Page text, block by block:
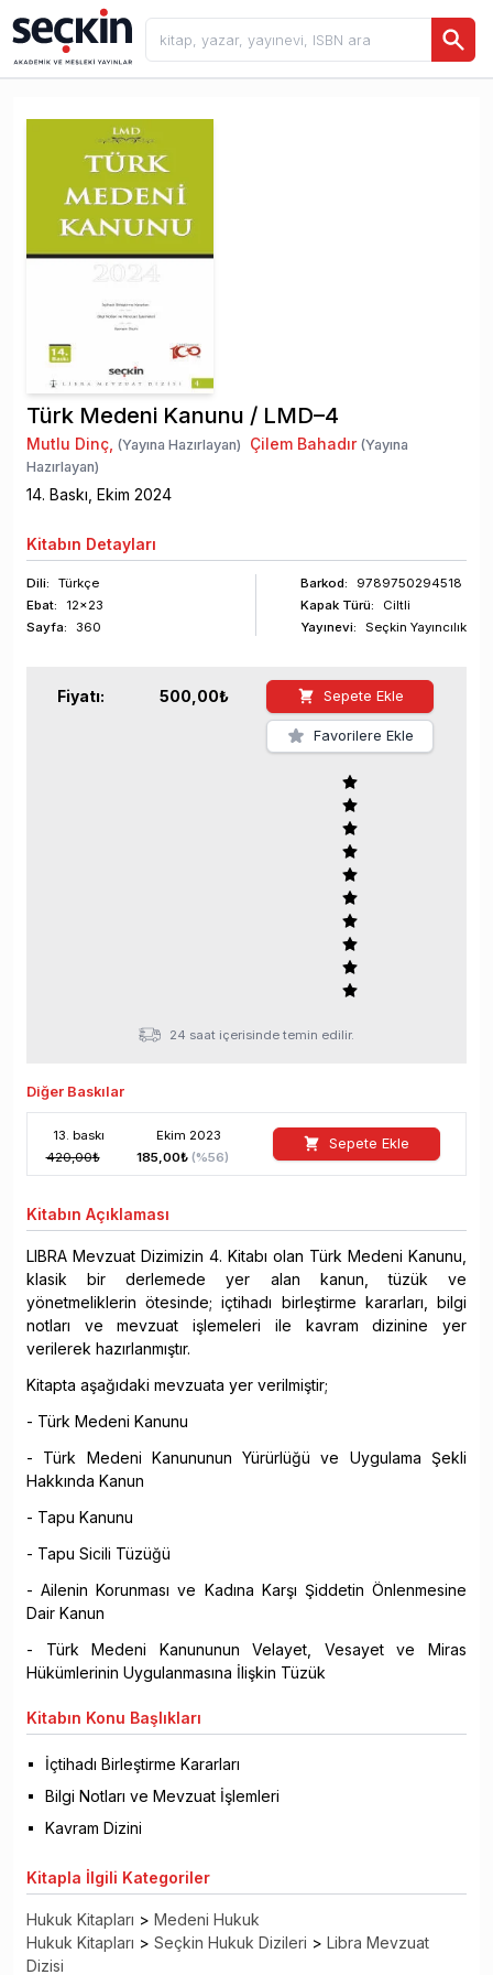
Türk Medeni Kanunu / LMD–4
Mutlu Dinç, (Yayına Hazırlayan) Çilem Bahadır(Yayına
Hazırlayan)
14. Baskı, Ekim 2024
Kitabın Detayları
Dili:
Türkçe
Ebat:
12x23
Sayfa: 360
Barkod:
9789750294518
Kapak Türü:
Ciltli
Yayınevi:
Seçkin Yayıncılık
Fiyatı: 500,00₺ Sepete Ekle
Favorilere Ekle
24 saat içerisinde temin edilir.
Diğer Baskılar
13. baskı Ekim 2023
420,00₺ 185,00₺ (%56)
Sepete Ekle
Kitabın Açıklaması
LIBRA Mevzuat Dizimizin 4. Kitabı olan Türk Medeni Kanunu,
klasik bir derlemede yer alan kanun, tüzük ve
yönetmeliklerin ötesinde; içtihadı birleştirme kararları, bilgi
notları ve mevzuat işlemeleri ile kavram dizinine yer
verilerek hazırlanmıştır.
Kitapta aşağıdaki mevzuata yer verilmiştir;
- Türk Medeni Kanunu
- Türk Medeni Kanununun Yürürlüğü ve Uygulama Şekli
Hakkında Kanun
- Tapu Kanunu
- Tapu Sicili Tüzüğü
- Ailenin Korunması ve Kadına Karşı Şiddetin Önlenmesine
Dair Kanun
- Türk Medeni Kanununun Velayet, Vesayet ve Miras
Hükümlerinin Uygulanmasına İlişkin Tüzük
Kitabın Konu Başlıkları
İçtihadı Birleştirme Kararları
Bilgi Notları ve Mevzuat İşlemleri
Kavram Dizini
Kitapla İlgili Kategoriler
Hukuk Kitapları > Medeni Hukuk
Hukuk Kitapları > Seçkin Hukuk Dizileri > Libra Mevzuat
Dizisi